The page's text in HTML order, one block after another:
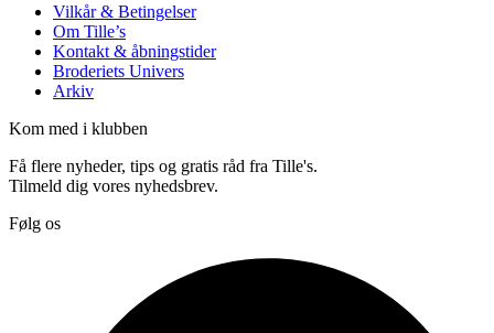
Vilkår & Betingelser
Om Tille’s
Kontakt & åbningstider
Broderiets Univers
Arkiv
Kom med i klubben
Få flere nyheder, tips og gratis råd fra Tille's.
Tilmeld dig vores nyhedsbrev.
Følg os